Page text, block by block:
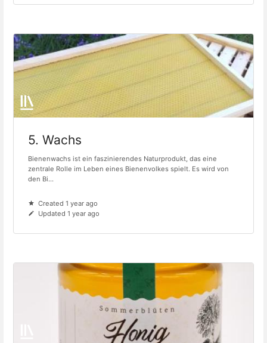
5. Wachs
Bienenwachs ist ein faszinierendes Naturprodukt, das eine
zentrale Rolle im Leben eines Bienenvolkes spielt. Es wird von
den Bi...
Created 1 year ago
Updated 1 year ago